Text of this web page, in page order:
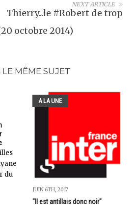
NEXT ARTICLE
Thierry...le #Robert de trop
octobre 2014)
LE MÊME SUJET
du
A LA UNE
JUIN 6TH, 2017
"Il est antillais donc noir"